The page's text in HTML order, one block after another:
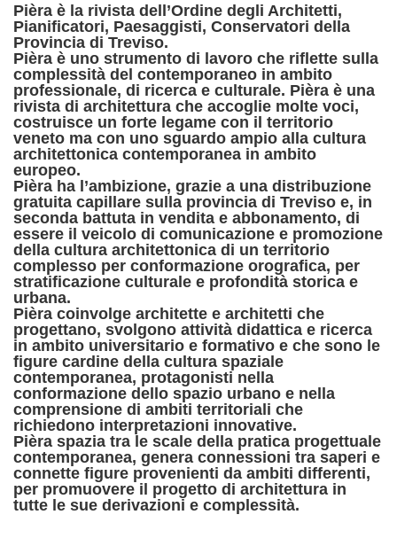
Pièra è la rivista dell’Ordine degli Architetti,
Pianificatori, Paesaggisti, Conservatori della
Provincia di Treviso.
Pièra è uno strumento di lavoro che riflette sulla
complessità del contemporaneo in ambito
professionale, di ricerca e culturale. Pièra è una
rivista di architettura che accoglie molte voci,
costruisce un forte legame con il territorio
veneto ma con uno sguardo ampio alla cultura
architettonica contemporanea in ambito
europeo.
Pièra ha l’ambizione, grazie a una distribuzione
gratuita capillare sulla provincia di Treviso e, in
seconda battuta in vendita e abbonamento, di
essere il veicolo di comunicazione e promozione
della cultura architettonica di un territorio
complesso per conformazione orografica, per
stratificazione culturale e profondità storica e
urbana.
Pièra coinvolge architette e architetti che
progettano, svolgono attività didattica e ricerca
in ambito universitario e formativo e che sono le
figure cardine della cultura spaziale
contemporanea, protagonisti nella
conformazione dello spazio urbano e nella
comprensione di ambiti territoriali che
richiedono interpretazioni innovative.
Pièra spazia tra le scale della pratica progettuale
contemporanea, genera connessioni tra saperi e
connette figure provenienti da ambiti differenti,
per promuovere il progetto di architettura in
tutte le sue derivazioni e complessità.